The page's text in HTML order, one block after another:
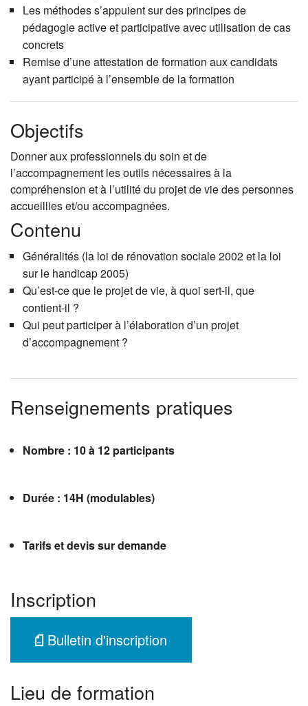
Les méthodes s’appuient sur des principes de
pédagogie active et participative avec utilisation de cas
concrets
Remise d’une attestation de formation aux candidats
ayant participé à l’ensemble de la formation
Objectifs
Donner aux professionnels du soin et de
l’accompagnement les outils nécessaires à la
compréhension et à l’utilité du projet de vie des personnes
accueillies et/ou accompagnées.
Contenu
Généralités (la loi de rénovation sociale 2002 et la loi
sur le handicap 2005)
Qu’est-ce que le projet de vie, à quoi sert-il, que
contient-il ?
Qui peut participer à l’élaboration d’un projet
d’accompagnement ?
Renseignements pratiques
Nombre : 10 à 12 participants
Durée : 14H (modulables)
Tarifs et devis sur demande
Inscription
Bulletin d'inscription
Lieu de formation